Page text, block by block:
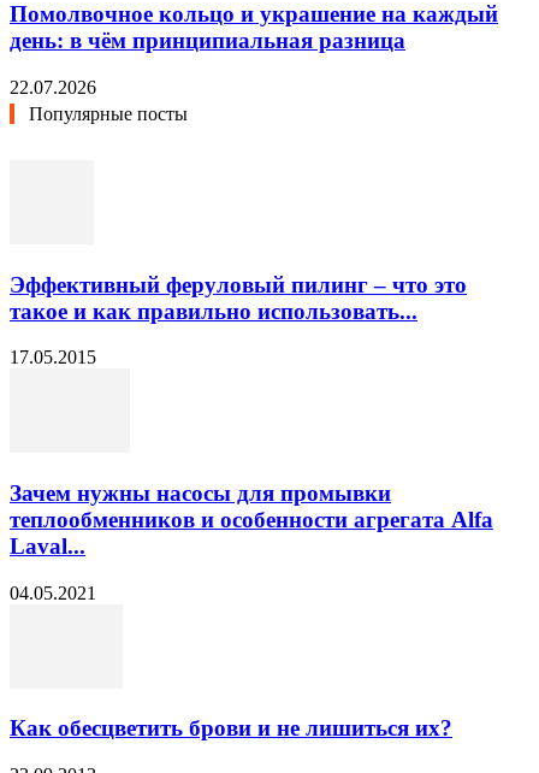
Помолвочное кольцо и украшение на каждый
день: в чём принципиальная разница
22.07.2026
Популярные посты
Эффективный феруловый пилинг – что это
такое и как правильно использовать...
17.05.2015
Зачем нужны насосы для промывки
теплообменников и особенности агрегата Alfa
Laval...
04.05.2021
Как обесцветить брови и не лишиться их?